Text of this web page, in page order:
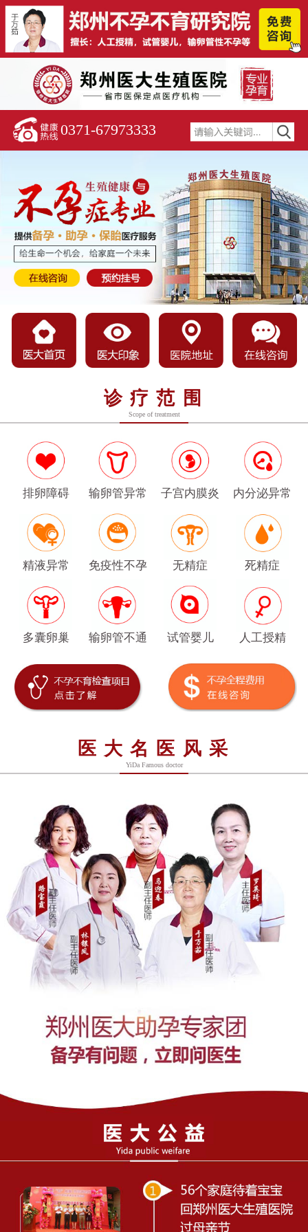
0371-67973333
诊疗范围
Scope of treatment
排卵障碍 输卵管异常 子宫内膜炎 内分泌异常
精液异常 免疫性不孕 无精症 死精症
多囊卵巢 输卵管不通 试管婴儿 人工授精
医大名医风采
YiDa Famous doctor